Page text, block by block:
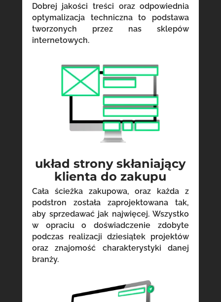
Dobrej jakości treści oraz odpowiednia
optymalizacja techniczna to podstawa
tworzonych przez nas sklepów
internetowych.
układ strony skłaniający
klienta do zakupu
Cała ścieżka zakupowa, oraz każda z
podstron została zaprojektowana tak,
aby sprzedawać jak najwięcej. Wszystko
w opraciu o doświadczenie zdobyte
podczas realizacji dziesiątek projektów
oraz znajomość charakterystyki danej
branży.